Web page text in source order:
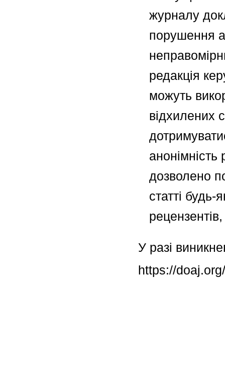
журналу
порушення
редакція
можуть
відхилених
дозволено
статті
У разі
https://doaj.org/